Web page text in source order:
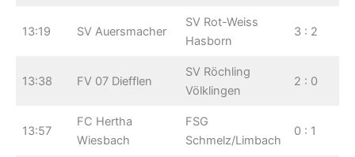
13:19 SV Auersmacher
SV Rot-Weiss
Hasborn
3 : 2
13:38 FV 07 Diefflen
SV Röchling
Völklingen
2 : 0
13:57
FC Hertha
Wiesbach
FSG
Schmelz/Limbach
0 : 1